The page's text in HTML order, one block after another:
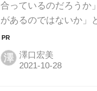
ページで見積もりをし
て諦めてしまうという
るでしょう。 しかし、
は、商談を経て値引き
ことが殆どです...
合っているのだろうか
があるのではないか」
は少なくないのではな
結論から言うと、希少
ためには、「誰に」「
澤 澤口宏美